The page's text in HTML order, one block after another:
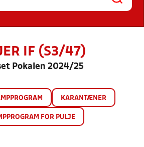
IF (S3/47)
Pokalen 2024/25
KARANTÆNER
FOR PULJE